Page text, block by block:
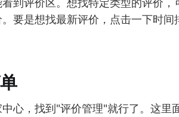
到评价区。想找特定类型的评价，
要是想找最新评价，点击一下时间
心，找到"评价管理"就行了。这里